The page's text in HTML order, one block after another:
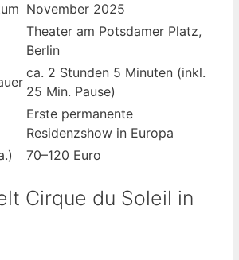
November 2025
Theater am Potsdamer Platz,
Berlin
ca. 2 Stunden 5 Minuten (inkl.
25 Min. Pause)
Erste permanente
Residenzshow in Europa
70–120 Euro
Cirque du Soleil in